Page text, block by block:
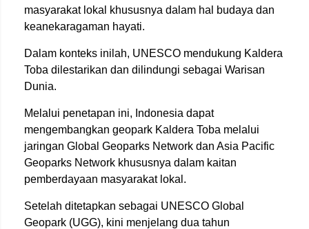
masyarakat lokal khususnya dalam hal budaya dan
keanekaragaman hayati.
Dalam konteks inilah, UNESCO mendukung Kaldera
Toba dilestarikan dan dilindungi sebagai Warisan
Dunia.
Melalui penetapan ini, Indonesia dapat
mengembangkan geopark Kaldera Toba melalui
jaringan Global Geoparks Network dan Asia Pacific
Geoparks Network khususnya dalam kaitan
pemberdayaan masyarakat lokal.
Setelah ditetapkan sebagai UNESCO Global
Geopark (UGG), kini menjelang dua tahun